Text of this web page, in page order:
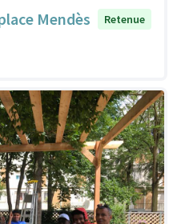
Mendès
Retenue